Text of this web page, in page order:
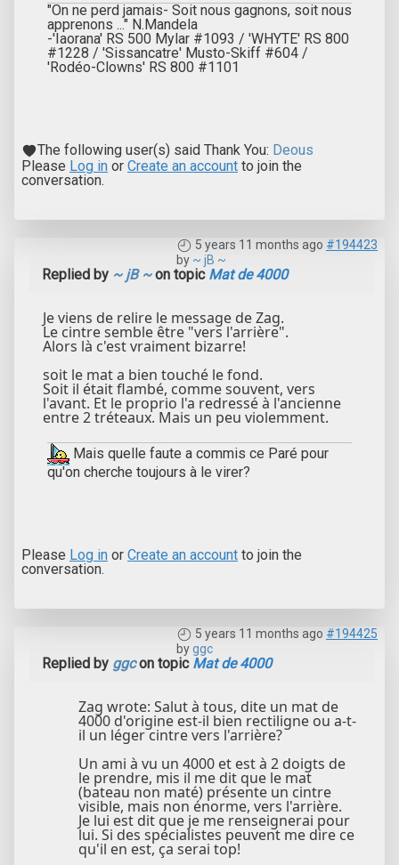
"On ne perd jamais- Soit nous gagnons, soit nous
apprenons ..." N.Mandela
-'Iaorana' RS 500 Mylar #1093 / 'WHYTE' RS 800
#1228 / 'Sissancatre' Musto-Skiff #604 /
'Rodéo-Clowns' RS 800 #1101
The following user(s) said Thank You: Deous
Please Log in or Create an account to join the
conversation.
5 years 11 months ago #194423
by ~ jB ~
Replied by ~ jB ~on topic Mat de 4000
Je viens de relire le message de Zag.
Le cintre semble être "vers l'arrière".
Alors là c'est vraiment bizarre!
soit le mat a bien touché le fond.
Soit il était flambé, comme souvent, vers
l'avant. Et le proprio l'a redressé à l'ancienne
entre 2 tréteaux. Mais un peu violemment.
Mais quelle faute a commis ce Paré pour
qu'on cherche toujours à le virer?
Please Log in or Create an account to join the
conversation.
5 years 11 months ago #194425
byggc
Replied by ggcon topic Mat de 4000
Zag wrote: Salut à tous, dite un mat de
4000 d'origine est-il bien rectiligne ou a-t-
il un léger cintre vers l'arrière?
Un ami à vu un 4000 et est à 2 doigts de
le prendre, mis il me dit que le mat
(bateau non maté) présente un cintre
visible, mais non énorme, vers l'arrière.
Je lui est dit que je me renseignerai pour
lui. Si des spécialistes peuvent me dire ce
qu'il en est, ça serai top!